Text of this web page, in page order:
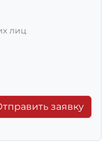
лиц
заявку